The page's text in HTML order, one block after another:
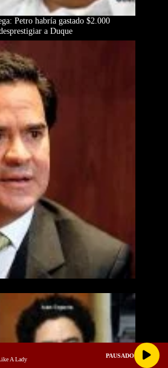
Petro habría gastado $2.000
a Duque
A Lady
PAUSADO